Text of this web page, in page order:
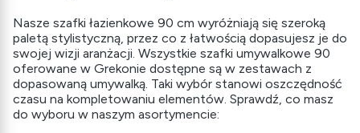
Nasze szafki łazienkowe 90 cm wyróżniają się szeroką
paletą stylistyczną, przez co z łatwością dopasujesz je do
swojej wizji aranżacji. Wszystkie szafki umywalkowe 90
oferowane w Grekonie dostępne są w zestawach z
dopasowaną umywalką. Taki wybór stanowi oszczędność
czasu na kompletowaniu elementów. Sprawdź, co masz
do wyboru w naszym asortymencie: